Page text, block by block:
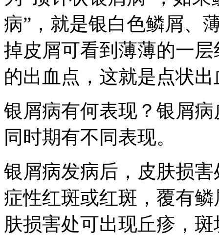
病”，就是银白色鳞屑、
掉皮屑可看到薄薄的一
的出血点，这就是点状
银屑病有何表现？银屑
同时期有不同表现。
银屑病发病后，皮肤损
症性红斑或红斑，覆有
肤损害处可出现丘疹，